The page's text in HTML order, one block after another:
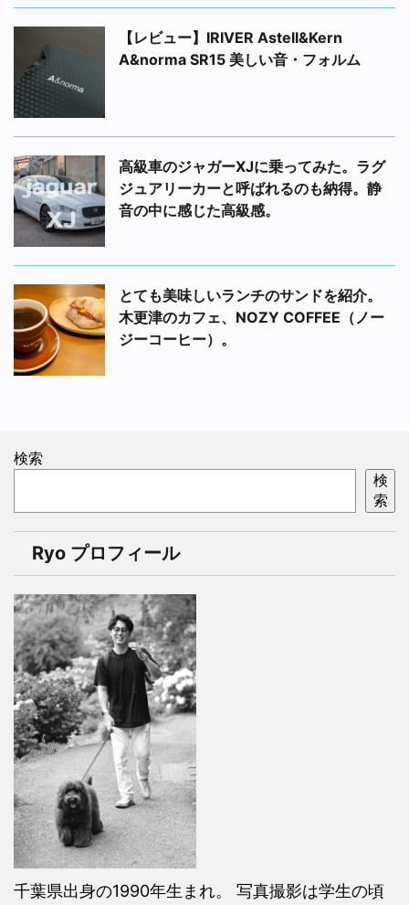
【レビュー】IRIVER Astell&Kern
A&norma SR15 美しい音・フォルム
高級車のジャガーXJに乗ってみた。ラグ
ジュアリーカーと呼ばれるのも納得。静
音の中に感じた高級感。
とても美味しいランチのサンドを紹介。
木更津のカフェ、NOZY COFFEE（ノー
ジーコーヒー）。
検索
検
索
Ryo プロフィール
千葉県出身の1990年生まれ。 写真撮影は学生の頃